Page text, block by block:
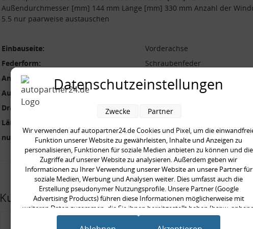
Außendurchmesser [mm] 144 mm Länge [mm] 330 mm Anzahl der
5.5 nur paarweise austauschen
Einbauseite:
Vorderachse
Federform:
Schraubenfeder
Anzahl der Windungen:
5.5
Außendurchmesser [mm]:
144 mm
Drahtdurchmesser [mm]:
12 mm
Länge [mm]:
nur paarweise austauschen:
Kunden kauften auch
Datenschutzeinstellungen
Wir verwenden auf autopartner24.de Cookies und Pixel, um die
Funktion unserer Website zu gewährleisten, Inhalte und Anzeigen zu
personalisieren, Funktionen für soziale Medien anbieten zu können und die
Zugriffe auf unserer Website zu analysieren. Außerdem geben wir
Informationen zu Ihrer Verwendung unserer Website an unsere Partner für
soziale Medien, Werbung und Analysen weiter. Dies umfasst auch die
Erstellung pseudonymer Nutzungsprofile. Unsere Partner (Google
Advertising Products) führen diese Informationen möglicherweise mit
weiteren Daten zusammen, die Sie ihnen bereitgestellt haben (bspw.
eines persönlichen Accounts) oder welche sie im Rahmen Ihrer Nutzung der
Zwecke Partner